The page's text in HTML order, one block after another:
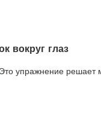
вокруг глаз
Это упражнение решает